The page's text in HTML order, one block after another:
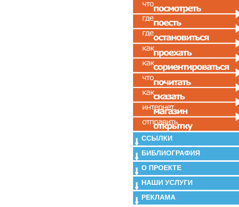
ССЫЛКИ
БИБЛИОГРАФИЯ
О ПРОЕКТЕ
НАШИ УСЛУГИ
РЕКЛАМА